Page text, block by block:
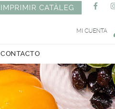
IMPRIMIR CATÀLEG
MI CUENTA
CONTACTO